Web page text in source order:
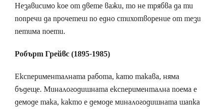
Независимо кое от двете важи, то не трябва да ти
попречи да прочетеш по едно стихотворение от тези
петима поети.
Робърт Грейвс (1895-1985)
Експерименталната работа, като такава, няма
бъдеще. Миналогодишната експериментална поема е
демоде така, както е демоде миналогодишната шапка